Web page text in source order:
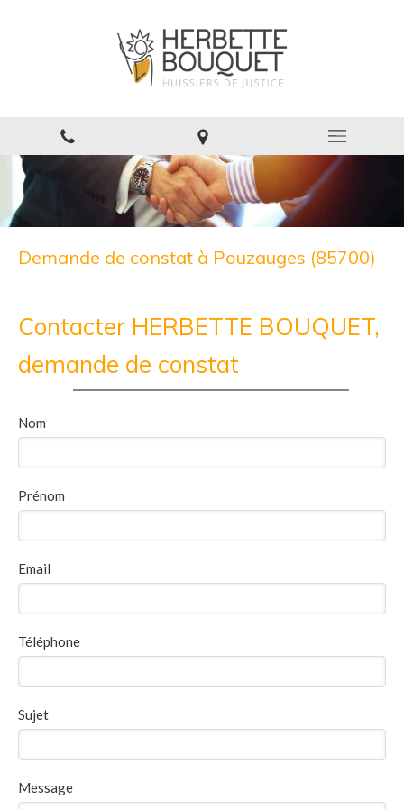
Demande de constat à Pouzauges (85700)
Contacter HERBETTE BOUQUET,
demande de constat
Nom
Prénom
Email
Téléphone
Sujet
Message